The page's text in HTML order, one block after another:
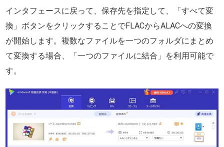
インタフェースに戻って、保存先を指定して、「すべて変
換」ボタンをクリックすることでFLACからALACへの変換
が開始します。複数なファイルを一つのフォルダにまとめ
て変換する場合、「一つのファイルに結合」を利用可能で
す。